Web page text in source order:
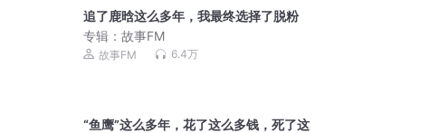
追了鹿晗这么多年，我最终选择了脱粉
专辑：故事FM
故事FM 6.4万
“鱼鹰”这么多年，花了这么多钱，死了这